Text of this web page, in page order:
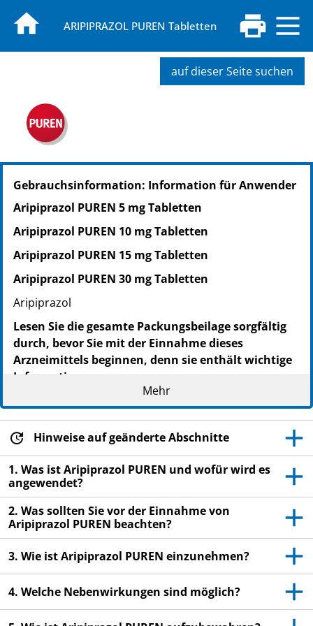
ARIPIPRAZOL PUREN Tabletten
auf dieser Seite suchen
PZN: 10319027
PPN: 111031902725
NTIN: 04150103190279
PPN: 111031903388
NTIN: 04150103190330
PZN: 10319056
PPN: 111031905644
NTIN: 04150103190569
PZN: 12454002
PPN: 111245400251
NTIN: 04150124540022
Gebrauchsinformation: Information für Anwender
Aripiprazol PUREN 5 mg Tabletten
Aripiprazol PUREN 10 mg Tabletten
Aripiprazol PUREN 15 mg Tabletten
Aripiprazol PUREN 30 mg Tabletten
Aripiprazol
Lesen Sie die gesamte Packungsbeilage sorgfältig
durch, bevor Sie mit der Einnahme dieses
Arzneimittels beginnen, denn sie enthält wichtige
Informationen.
Heben Sie die Packungsbeilage auf. Vielleicht
möchten Sie diese später nochmals lesen.
Wenn Sie weitere Fragen haben, wenden Sie sich
Dieses Arzneimittel wurde Ihnen persönlich
verschrieben. Geben Sie es nicht an Dritte weiter.
Es kann anderen Menschen schaden, auch wenn
diese die gleichen Beschwerden haben wie Sie.
Wenn Sie Nebenwirkungen bemerken, wenden Sie
sich an Ihren Arzt oder Apotheker. Dies gilt auch
Packungsbeilage angegeben sind. Siehe Abschnitt
Mehr
Hinweise auf geänderte Abschnitte
1. Was ist Aripiprazol PUREN und wofür wird es
angewendet?
2. Was sollten Sie vor der Einnahme von
Aripiprazol PUREN beachten?
3. Wie ist Aripiprazol PUREN einzunehmen?
4. Welche Nebenwirkungen sind möglich?